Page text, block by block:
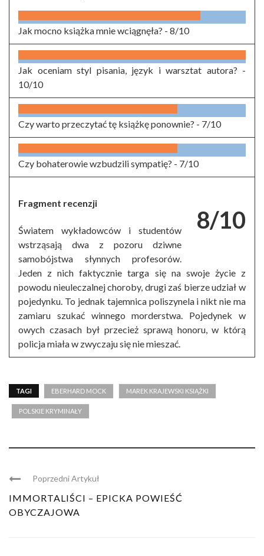
Jak mocno książka mnie wciągnęła? - 8/10
Jak oceniam styl pisania, język i warsztat autora? -
10/10
Czy warto przeczytać tę książkę ponownie? - 7/10
Czy bohaterowie wzbudzili sympatię? - 7/10
8/10
Fragment recenzji
Światem wykładowców i studentów
wstrząsają dwa z pozoru dziwne
samobójstwa słynnych profesorów.
Jeden z nich faktycznie targa się na swoje życie z
powodu nieuleczalnej choroby, drugi zaś bierze udział w
pojedynku. To jednak tajemnica poliszynela i nikt nie ma
zamiaru szukać winnego morderstwa. Pojedynek w
owych czasach był przecież sprawą honoru, w którą
policja miała w zwyczaju się nie mieszać.
TAGI EBERHARD MOCK MAREK KRAJEWSKI KSIĄŻKI
POLSKIE KRYMINAŁY
Poprzedni Artykuł
IMMORTALIŚCI – EPICKA POWIEŚĆ
OBYCZAJOWA